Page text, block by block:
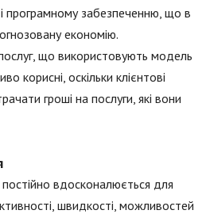
програмному забезпеченню, що в
економію.
що використовують модель
корисні, оскільки клієнтові
гроші на послуги, які вони
вдосконалюється для
швидкості, можливостей